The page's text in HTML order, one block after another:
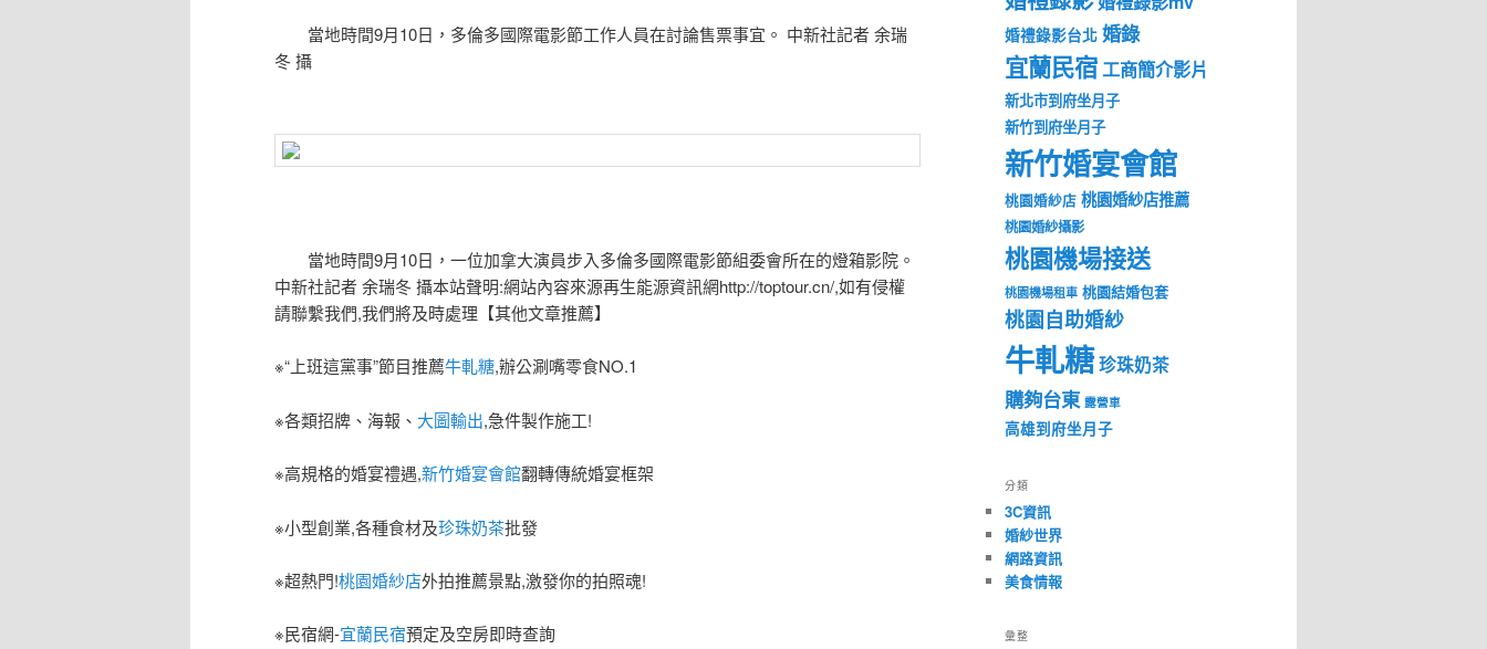
當地時間9月10日，多倫多國際電影節工作人員在討論售票事宜。 中新社記者 余瑞
冬 攝
當地時間9月10日，一位加拿大演員步入多倫多國際電影節組委會所在的燈箱影院。
中新社記者 余瑞冬 攝本站聲明:網站內容來源再生能源資訊網http://toptour.cn/,如有侵權
請聯繫我們,我們將及時處理【其他文章推薦】
※“上班這黨事”節目推薦牛軋糖,辦公涮嘴零食NO.1
※各類招牌、海報、 大圖輸出,急件製作施工!
※高規格的婚宴禮遇,新竹婚宴會館翻轉傳統婚宴框架
※小型創業,各種食材及珍珠奶茶批發
※超熱門!桃園婚紗店外拍推薦景點,激發你的拍照魂!
※民宿網-宜蘭民宿預定及空房即時查詢
婚禮錄影台北 婚錄
宜蘭民宿工商簡介影片
新北市到府坐月子
新竹到府坐月子
新竹婚宴會館
桃園婚紗店 桃園婚紗店推薦
桃園婚紗攝影
桃園機場接送
桃園機場租車 桃園結婚包套
桃園自助婚紗
牛軋糖珍珠奶茶
購夠台東 露營車
高雄到府坐月子
分類
3C資訊
婚紗世界
網路資訊
美食情報
彙整